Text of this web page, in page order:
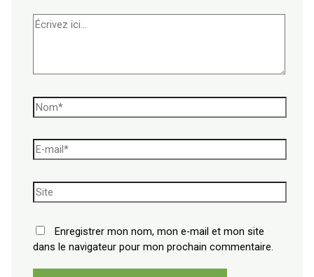
Enregistrer mon nom, mon e-mail et mon site
dans le navigateur pour mon prochain commentaire.